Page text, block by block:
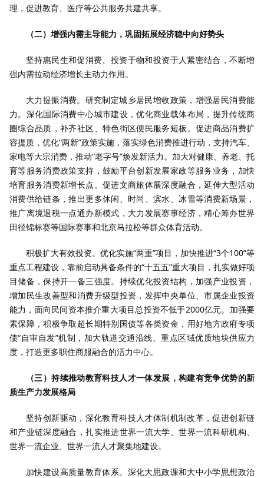
理，促进教育、医疗等公共服务共建共享。
（二）增强内需主导能力，巩固拓展经济稳中向好势头
坚持惠民生和促消费、投资于物和投资于人紧密结合，不断增
强内需拉动经济增长主动力作用。
大力提振消费。研究制定城乡居民增收政策，增强居民消费能
力。深化国际消费中心城市建设，优化商业载体布局，提升传统商
圈综合品质，补齐社区、特色街区便民服务短板。促进商品消费扩
容提质，优化“两新”政策实施，落实绿色消费推进行动，支持汽车、
家电等大宗消费，推动“老字号”焕发新活力。加大对健康、养老、托
育等服务消费政策支持，鼓励平台创新发展家政等服务业务，加快
培育服务消费新增长点。促进文商旅体展深度融合，延伸大型活动
消费供给链条，推出更多休闲、时尚、滨水、冰雪等消费新场景，
推广离境退税一点通办新模式，大力发展赛事经济，精心筹办世界
田径锦标赛等国际赛事和北京马拉松等群众体育活动。
积极扩大有效投资。优化实施“两重”项目，加快推进“3个100”等
重点工程建设，靠前启动具备条件的“十五五”重大项目，扎实做好项
目储备，保持开一备三强度。持续优化投资结构，加强产业投资，
增加民生改善型和消费升级型投资，发挥中央单位、市属企业投资
能力，面向民间资本推介重大项目总投资不低于2000亿元。加强要
素保障，积极争取超长期特别国债等各类资金，用好地方政府专项
债“自审自发”机制，加大轨道交通沿线、重点区域优质地块供应力
度，打造更多职住商服融合的活力中心。
（三）持续推动教育科技人才一体发展，构建有竞争优势的新
质生产力发展格局
坚持创新驱动，深化教育科技人才体制机制改革，促进创新链
和产业链深度融合，扎实推进世界一流大学、世界一流科研机构、
世界一流企业、世界一流人才聚集地建设。
加快建设高质量教育体系。深化大思政课和大中小学思想政治